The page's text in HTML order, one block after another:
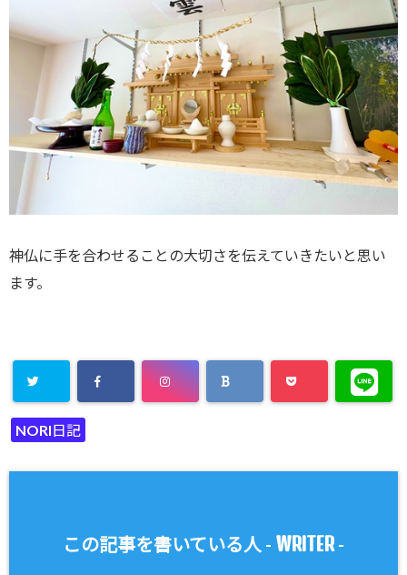
神仏に手を合わせることの大切さを伝えていきたいと思い
ます。
NORI日記
この記事を書いている人 - WRITER -